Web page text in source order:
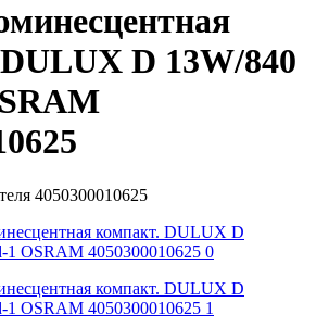
D 13W/840
4050300010625